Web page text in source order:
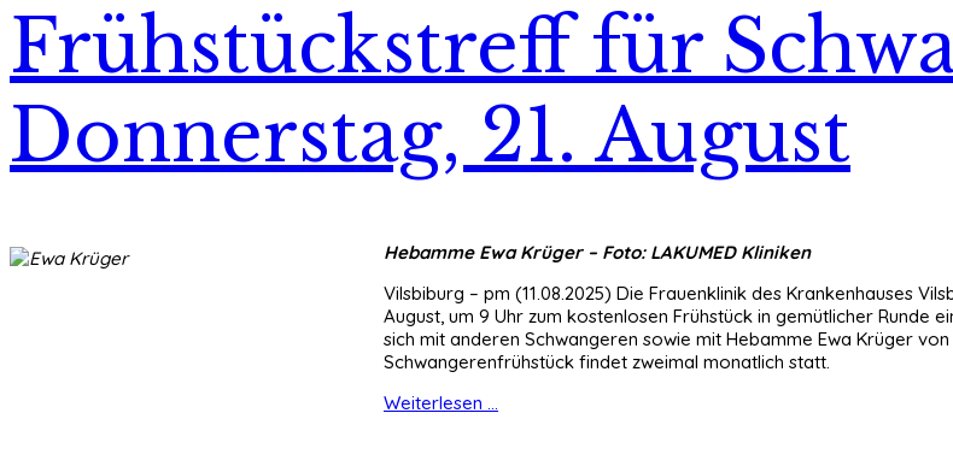
Frühstückstreff für
Donnerstag, 21. August
Hebamme Ewa Krüger – Foto: LAKUMED Kliniken
Vilsbiburg – pm (11.08.2025) Die Frauenklinik des Krankenhauses
August, um 9 Uhr zum kostenlosen Frühstück in gemütlicher Runde
sich mit anderen Schwangeren sowie mit Hebamme Ewa Krüger
Schwangerenfrühstück findet zweimal monatlich statt.
Weiterlesen ...